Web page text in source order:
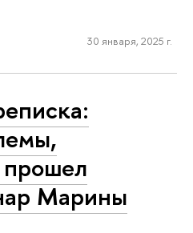
30 января, 2025 г.
Марины